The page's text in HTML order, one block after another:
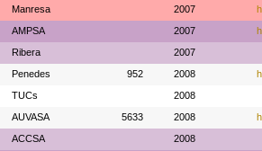
Manresa 2007
AMPSA 2007
Ribera 2007
Penedes 952 2008
TUCs 2008
AUVASA 5633 2008
ACCSA 2008